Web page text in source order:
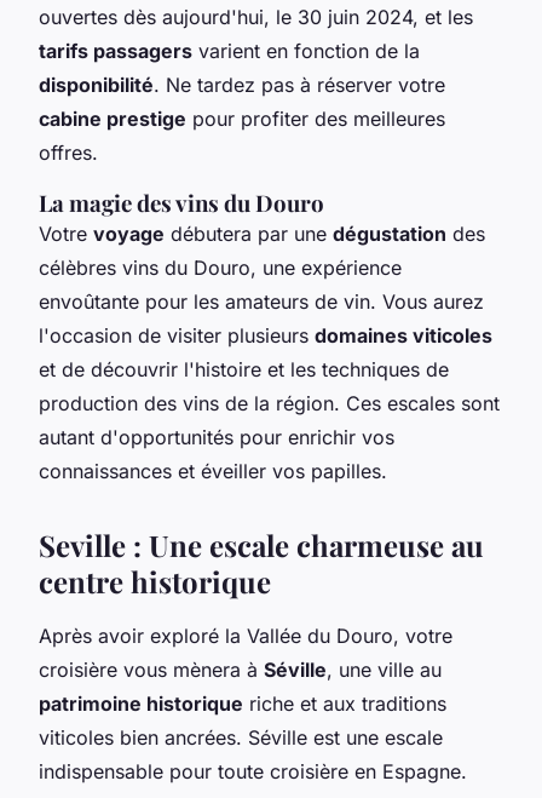
ouvertes dès aujourd'hui, le 30 juin 2024, et les
tarifs passagers varient en fonction de la
disponibilité. Ne tardez pas à réserver votre
cabine prestige pour profiter des meilleures
offres.
La magie des vins du Douro
Votre voyage débutera par une dégustation des
célèbres vins du Douro, une expérience
envoûtante pour les amateurs de vin. Vous aurez
l'occasion de visiter plusieurs domaines viticoles
et de découvrir l'histoire et les techniques de
production des vins de la région. Ces escales sont
autant d'opportunités pour enrichir vos
connaissances et éveiller vos papilles.
Seville : Une escale charmeuse au
centre historique
Après avoir exploré la Vallée du Douro, votre
croisière vous mènera à Séville, une ville au
patrimoine historique riche et aux traditions
viticoles bien ancrées. Séville est une escale
indispensable pour toute croisière en Espagne.